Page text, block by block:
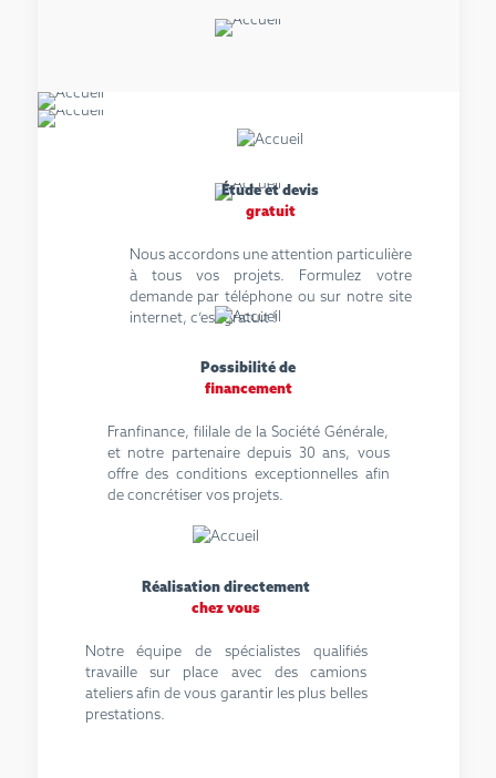
Étude et devis
gratuit
Nous accordons une attention particulière
à tous vos projets. Formulez votre
demande par téléphone ou sur notre site
internet, c’est gratuit !
Possibilité de
financement
Franfinance, fililale de la Société Générale,
et notre partenaire depuis 30 ans, vous
offre des conditions exceptionnelles afin
de concrétiser vos projets.
Réalisation directement
chez vous
Notre équipe de spécialistes qualifiés
travaille sur place avec des camions
ateliers afin de vous garantir les plus belles
prestations.